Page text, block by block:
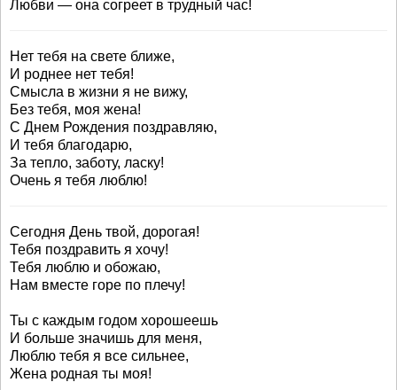
Любви — она согреет в трудный час!
Нет тебя на свете ближе,
И роднее нет тебя!
Смысла в жизни я не вижу,
Без тебя, моя жена!
С Днем Рождения поздравляю,
И тебя благодарю,
За тепло, заботу, ласку!
Очень я тебя люблю!
Сегодня День твой, дорогая!
Тебя поздравить я хочу!
Тебя люблю и обожаю,
Нам вместе горе по плечу!
Ты с каждым годом хорошеешь
И больше значишь для меня,
Люблю тебя я все сильнее,
Жена родная ты моя!